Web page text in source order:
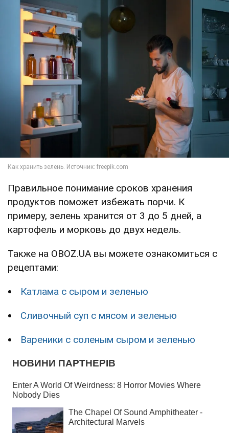
Правильное понимание сроков хранения
продуктов поможет избежать порчи. К
примеру, зелень хранится от 3 до 5 дней, а
картофель и морковь до двух недель.
Также на OBOZ.UA вы можете ознакомиться с
рецептами:
Катлама с сыром и зеленью
Сливочный суп с мясом и зеленью
Вареники с соленым сыром и зеленью